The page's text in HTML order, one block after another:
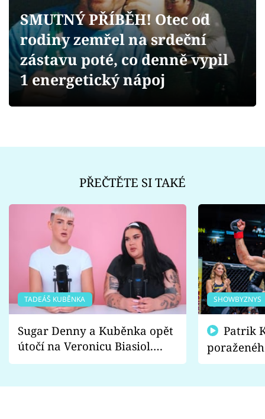
Videa
Sledujte prima+
SMUTNÝ PŘÍBĚH! Otec od
rodiny zemřel na srdeční
zástavu poté, co denně vypil
1 energetický nápoj
PŘEČTĚTE SI TAKÉ
TADEÁŠ KUBĚNKA
Sugar Denny a Kuběnka opět
útočí na Veronicu Biasiol.
Proč je podle nich falešná a
SHOWBYZNYS
fanoušci